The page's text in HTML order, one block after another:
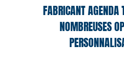
FABRICANT AGENDA
NOMBREUSES